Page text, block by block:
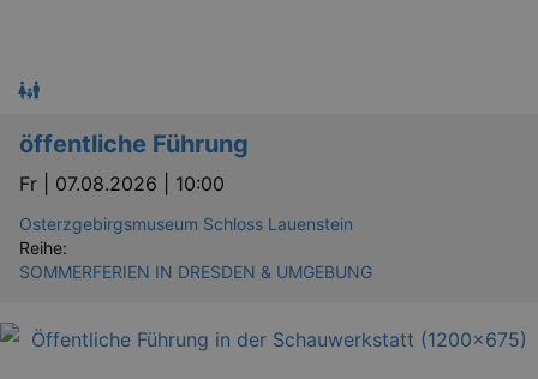
öffentliche Führung
Fr | 07.08.2026 | 10:00
Osterzgebirgsmuseum Schloss Lauenstein
Reihe:
SOMMERFERIEN IN DRESDEN & UMGEBUNG